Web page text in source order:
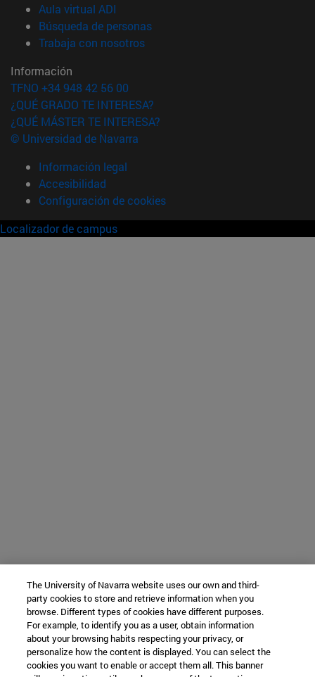
Aula virtual ADI
Búsqueda de personas(abre en nueva ventana)
Trabaja con nosotros(abre en nueva ventana)
Información
TFNO +34 948 42 56 00
¿QUÉ GRADO TE INTERESA?
¿QUÉ MÁSTER TE INTERESA?
© Universidad de Navarra
Información legal
Accesibilidad
Configuración de cookies
Localizador de campus
The University of Navarra website uses our own and third-
party cookies to store and retrieve information when you
browse. Different types of cookies have different purposes.
For example, to identify you as a user, obtain information
about your browsing habits respecting your privacy, or
personalize how the content is displayed. You can select the
cookies you want to enable or accept them all. This banner